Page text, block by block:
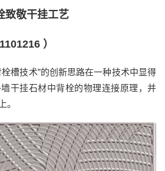
致敬干挂工艺
）
槽技术”的创新思路在一种技术中显得
干挂石材中背栓的物理连接原理，并
。